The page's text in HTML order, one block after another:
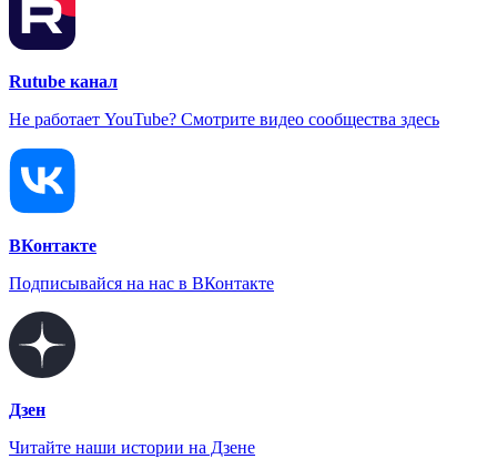
Rutube канал
Не работает YouTube? Смотрите видео сообщества здесь
ВКонтакте
Подписывайся на нас в ВКонтакте
Дзен
Читайте наши истории на Дзене